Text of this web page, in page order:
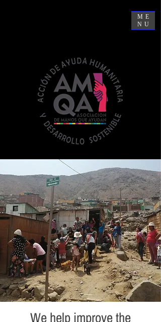
ME
NU
We help improve the